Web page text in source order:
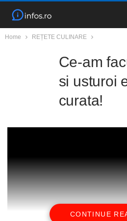
Home REȚETE CULINARE
Ce-am
si usturoi
curata!
CONTINUE